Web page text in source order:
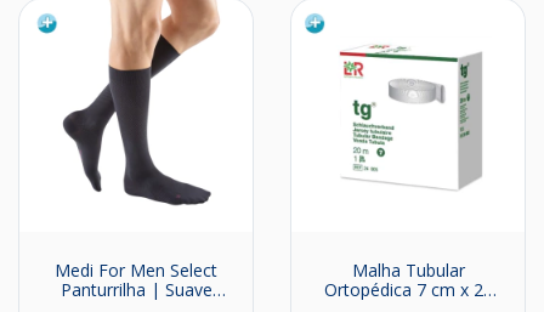
Medi For Men Select
Panturrilha | Suave
Malha Tubular
Ortopédica 7 cm x 20